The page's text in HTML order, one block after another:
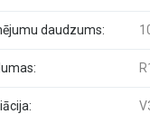
daudzums: